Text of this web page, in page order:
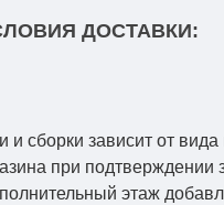
ДОСТАВКИ:
и сборки зависит от
при подтверждении
этаж